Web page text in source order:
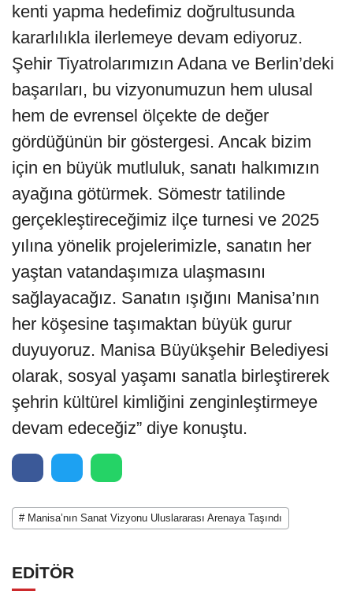
kenti yapma hedefimiz doğrultusunda
kararlılıkla ilerlemeye devam ediyoruz.
Şehir Tiyatrolarımızın Adana ve Berlin’deki
başarıları, bu vizyonumuzun hem ulusal
hem de evrensel ölçekte de değer
gördüğünün bir göstergesi. Ancak bizim
için en büyük mutluluk, sanatı halkımızın
ayağına götürmek. Sömestr tatilinde
gerçekleştireceğimiz ilçe turnesi ve 2025
yılına yönelik projelerimizle, sanatın her
yaştan vatandaşımıza ulaşmasını
sağlayacağız. Sanatın ışığını Manisa’nın
her köşesine taşımaktan büyük gurur
duyuyoruz. Manisa Büyükşehir Belediyesi
olarak, sosyal yaşamı sanatla birleştirerek
şehrin kültürel kimliğini zenginleştirmeye
devam edeceğiz” diye konuştu.
# Manisa’nın Sanat Vizyonu Uluslararası Arenaya Taşındı
EDİTÖR